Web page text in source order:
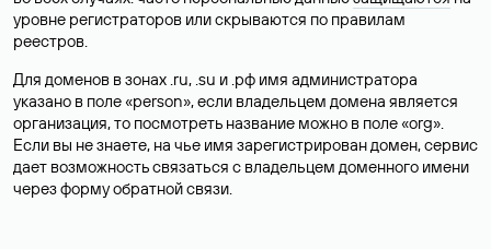
уровне регистраторов или скрываются по правилам
реестров.
Для доменов в зонах .ru, .su и .рф имя администратора
указано в поле «person», если владельцем домена является
организация, то посмотреть название можно в поле «org».
Если вы не знаете, на чье имя зарегистрирован домен, сервис
дает возможность связаться с владельцем доменного имени
через форму обратной связи.